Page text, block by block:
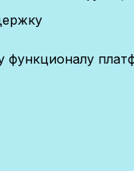
функционалу